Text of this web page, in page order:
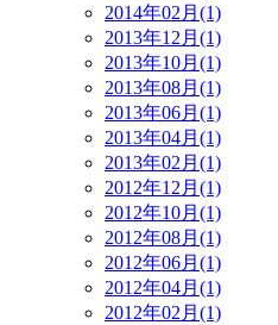
2014年02月(1)
2013年12月(1)
2013年10月(1)
2013年08月(1)
2013年06月(1)
2013年04月(1)
2013年02月(1)
2012年12月(1)
2012年10月(1)
2012年08月(1)
2012年06月(1)
2012年04月(1)
2012年02月(1)